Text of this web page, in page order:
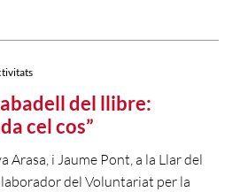
del llibre:
cel cos”
Arasa, i Jaume Pont, a la Llar del
del Voluntariat per la